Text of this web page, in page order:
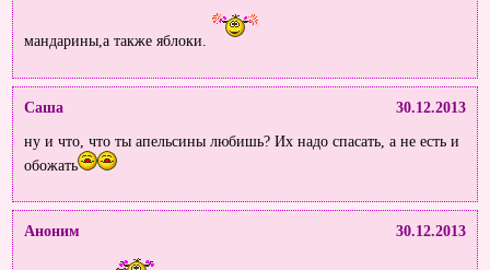
мандарины,а также яблоки.
Саша
30.12.2013
ну и что, что ты апельсины любишь? Их надо спасать, а не есть и
обожать
Аноним 30.12.2013